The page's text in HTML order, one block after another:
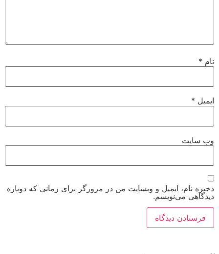
نام*
ایمیل*
وب‌ سایت
ذخیره نام، ایمیل و وبسایت من در مرورگر برای زمانی که دوباره
دیدگاهی می‌نویسم.